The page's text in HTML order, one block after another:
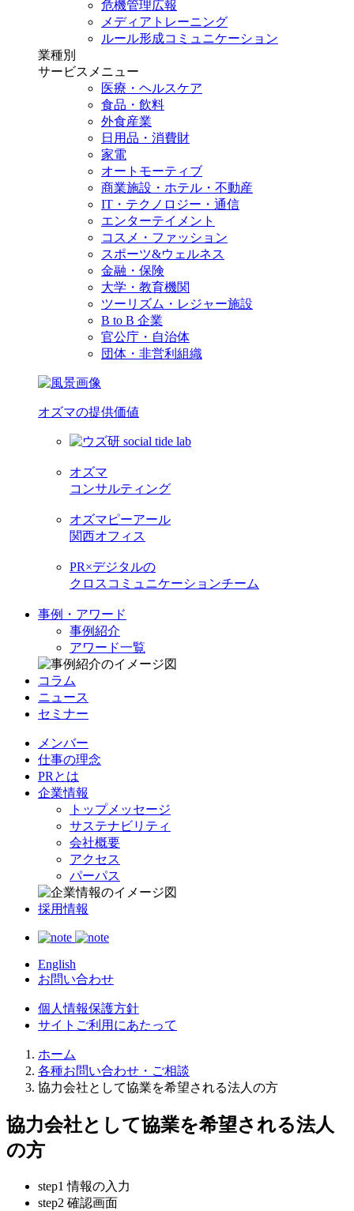
危機管理広報
メディアトレーニング
ルール形成コミュニケーション
業種別
サービスメニュー
医療・ヘルスケア
食品・飲料
外食産業
日用品・消費財
家電
オートモーティブ
商業施設・ホテル・不動産
IT・テクノロジー・通信
エンターテイメント
コスメ・ファッション
スポーツ&ウェルネス
金融・保険
大学・教育機関
ツーリズム・レジャー施設
B to B 企業
官公庁・自治体
団体・非営利組織
オズマの提供価値
オズマ
コンサルティング
オズマピーアール
関西オフィス
PR×デジタルの
クロスコミュニケーションチーム
事例・アワード
事例紹介
アワード一覧
コラム
ニュース
セミナー
メンバー
仕事の理念
PRとは
企業情報
トップメッセージ
サステナビリティ
会社概要
アクセス
パーパス
採用情報
English
お問い合わせ
個人情報保護方針
サイトご利用にあたって
ホーム
各種お問い合わせ・ご相談
協力会社として協業を希望される法人の方
協力会社として協業を希望される法人
の方
step1 情報の入力
step2 確認画面